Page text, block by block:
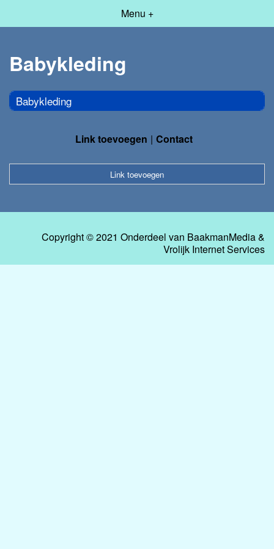
Menu +
Babykleding
Babykleding
Link toevoegen Contact
Link toevoegen
Copyright © 2021 Onderdeel van BaakmanMedia&
Vrolijk Internet Services